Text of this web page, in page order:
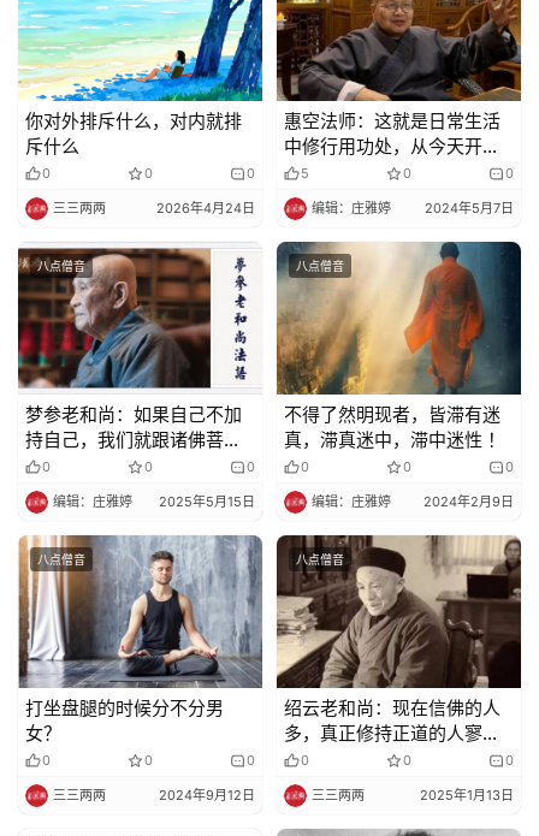
术
政
策
法
规
责
声
明
你对外排斥什么，对内就排
斥什么
0 0 0
三三两两 2026年4月24日
惠空法师：这就是日常生活
中修行用功处，从今天开
始，十年八年就会有成绩
5 0 0
编辑：庄雅婷 2024年5月7日
八点僧音
梦参老和尚：如果自己不加
持自己，我们就跟诸佛菩萨
沟通不了
0 0 0
编辑：庄雅婷 2025年5月15日
八点僧音
不得了然明现者，皆滞有迷
真，滞真迷中，滞中迷性 ！
0 0 0
编辑：庄雅婷 2024年2月9日
八点僧音
打坐盘腿的时候分不分男
女？
0 0 0
三三两两 2024年9月12日
八点僧音
绍云老和尚：现在信佛的人
多，真正修持正道的人寥寥
无几！为什么呢？
0 0 0
三三两两 2025年1月13日